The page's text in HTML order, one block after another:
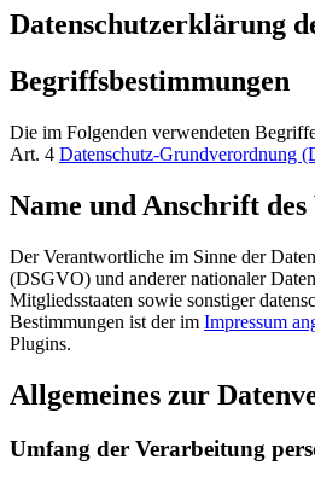
Datenschutzerklärung
Begriffsbestimmungen
Die im Folgenden verwendeten
Art. 4 Datenschutz-Grundverordnung
Name und Anschrift
Der Verantwortliche im Sinne der
(DSGVO) und anderer nationaler
Mitgliedsstaaten sowie sonstiger
Bestimmungen ist der im Impressum
Plugins.
Allgemeines zur
Umfang der Verarbeitung